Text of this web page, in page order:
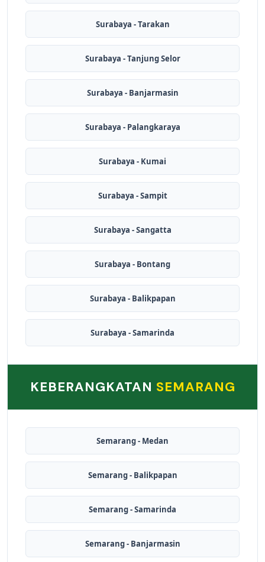
Surabaya - Tarakan
Surabaya - Tanjung Selor
Surabaya - Banjarmasin
Surabaya - Palangkaraya
Surabaya - Kumai
Surabaya - Sampit
Surabaya - Sangatta
Surabaya - Bontang
Surabaya - Balikpapan
Surabaya - Samarinda
KEBERANGKATAN SEMARANG
Semarang - Medan
Semarang - Balikpapan
Semarang - Samarinda
Semarang - Banjarmasin